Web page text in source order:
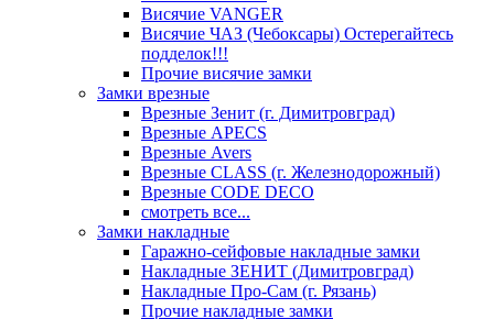
Висячие VANGER
Висячие ЧАЗ (Чебоксары) Остерегайтесь
подделок!!!
Прочие висячие замки
Замки врезные
Врезные Зенит (г. Димитровград)
Врезные APECS
Врезные Avers
Врезные CLASS (г. Железнодорожный)
Врезные CODE DECO
смотреть все...
Замки накладные
Гаражно-сейфовые накладные замки
Накладные ЗЕНИТ (Димитровград)
Накладные Про-Сам (г. Рязань)
Прочие накладные замки